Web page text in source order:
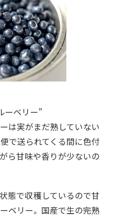
ーベリー”
は実がまだ熟していない
で送られてくる間に色付
ら甘味や香りが少ないの
態で収穫しているので甘
ベリー。国産で生の完熟